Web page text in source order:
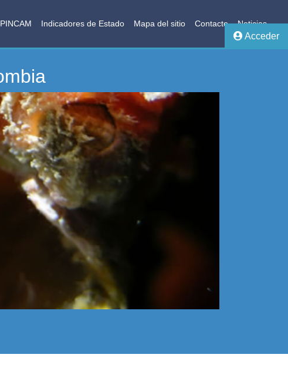
Indicadores de Estado Mapa del sitio Contacto Noticias
Acceder